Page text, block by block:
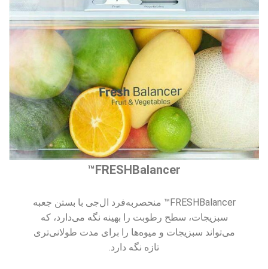
FRESHBalancer™
FRESHBalancer™ منحصربه‌فرد ال‌جی با بستن جعبه
سبزیجات، سطح رطوبت را بهینه نگه می‌دارد، که
می‌تواند سبزیجات و میوه‌ها را برای مدت طولانی‌تری
تازه نگه دارد.